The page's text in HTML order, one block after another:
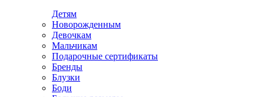
Детям
Новорожденным
Девочкам
Мальчикам
Подарочные сертификаты
Бренды
Блузки
Боди